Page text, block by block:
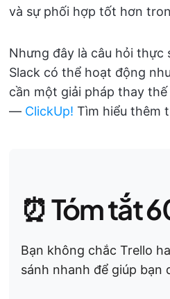
và sự phối hợp tốt hơn
Nhưng đây là câu hỏi
Slack có thể hoạt động
cần một giải pháp thay
— ClickUp! Tìm hiểu thêm
⏰ Tóm tắt
Bạn không chắc Trello
sánh nhanh để giúp bạn